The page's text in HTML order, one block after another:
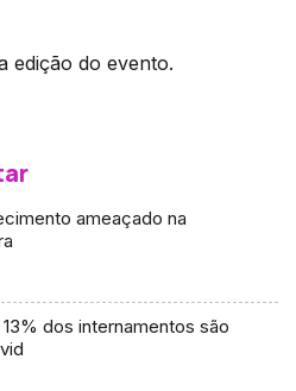
edição do evento.
ameaçado na
13% dos internamentos são